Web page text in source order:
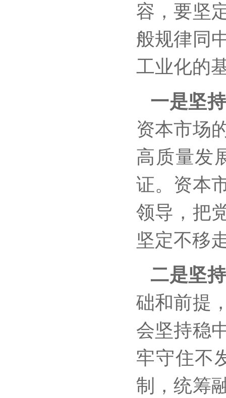
容，要坚
般规律同
工业化的
一是坚
资本市场
高质量发
证。资本
领导，把
坚定不移
二是坚
础和前提
会坚持稳
牢守住不
制，统筹